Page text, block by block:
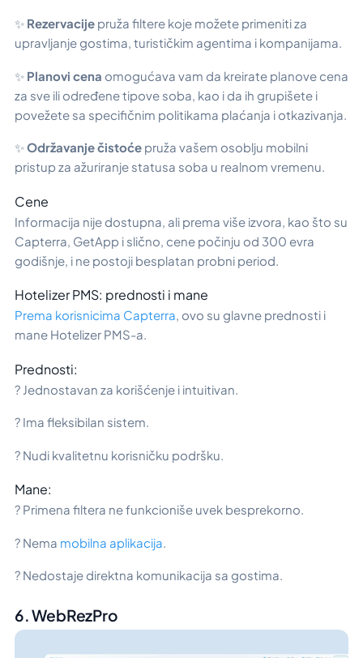
✨ Rezervacije pruža filtere koje možete primeniti za
upravljanje gostima, turističkim agentima i kompanijama.
✨ Planovi cena omogućava vam da kreirate planove cena
za sve ili određene tipove soba, kao i da ih grupišete i
povežete sa specifičnim politikama plaćanja i otkazivanja.
✨Održavanje čistoće pruža vašem osoblju mobilni
pristup za ažuriranje statusa soba u realnom vremenu.
Cene
Informacija nije dostupna, ali prema više izvora, kao što su
Capterra, GetApp i slično, cene počinju od 300 evra
godišnje, i ne postoji besplatan probni period.
Hotelizer PMS: prednosti i mane
Prema korisnicima Capterra, ovo su glavne prednosti i
mane Hotelizer PMS-a.
Prednosti:
? Jednostavan za korišćenje i intuitivan.
? Ima fleksibilan sistem.
? Nudi kvalitetnu korisničku podršku.
Mane:
? Primena filtera ne funkcioniše uvek besprekorno.
? Nema mobilna aplikacija.
? Nedostaje direktna komunikacija sa gostima.
6. WebRezPro